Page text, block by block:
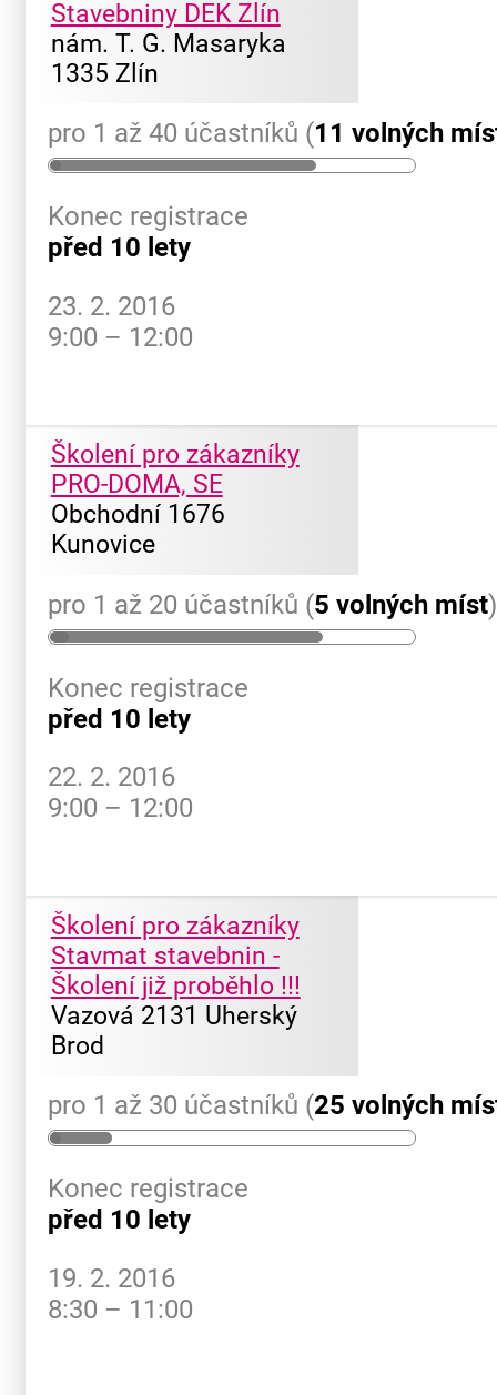
Stavebniny DEK Zlín
nám. T. G. Masaryka
1335 Zlín
pro 1 až 40 účastníků (11 volných
Konec registrace
před 10 lety
23. 2. 2016
9:00 – 12:00
Školení pro zákazníky
PRO-DOMA, SE
Obchodní 1676
Kunovice
pro 1 až 20 účastníků (5 volných míst)
Konec registrace
před 10 lety
22. 2. 2016
9:00 – 12:00
Školení pro zákazníky
Stavmat stavebnin -
Školení již proběhlo !!!
Vazová 2131 Uherský
Brod
pro 1 až 30 účastníků (25 volných
Konec registrace
před 10 lety
19. 2. 2016
8:30 – 11:00